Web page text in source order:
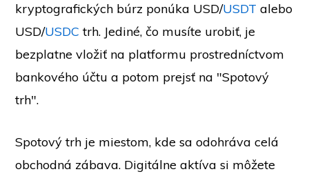
kryptografických búrz ponúka USD/USDT alebo
USD/USDC trh. Jediné, čo musíte urobiť, je
bezplatne vložiť na platformu prostredníctvom
bankového účtu a potom prejsť na "Spotový
trh".
Spotový trh je miestom, kde sa odohráva celá
obchodná zábava. Digitálne aktíva si môžete